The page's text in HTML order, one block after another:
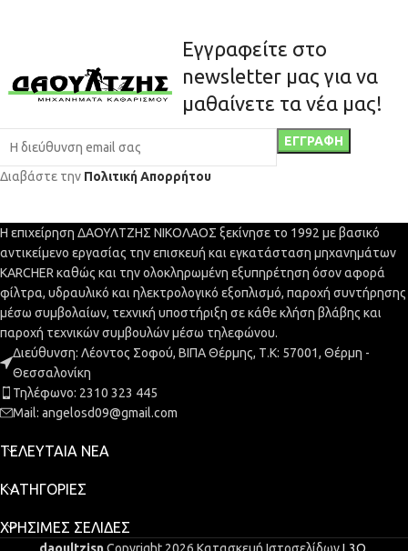
Εγγραφείτε στο
newsletter μας για να
μαθαίνετε τα νέα μας!
Διαβάστε την Πολιτική Απορρήτου
Η επιχείρηση ΔΑΟΥΛΤΖΗΣ ΝΙΚΟΛΑΟΣ ξεκίνησε το 1992 με βασικό
αντικείμενο εργασίας την επισκευή και εγκατάσταση μηχανημάτων
KARCHER καθώς και την ολοκληρωμένη εξυπηρέτηση όσον αφορά
φίλτρα, υδραυλικό και ηλεκτρολογικό εξοπλισμό, παροχή συντήρησης
μέσω συμβολαίων, τεχνική υποστήριξη σε κάθε κλήση βλάβης και
παροχή τεχνικών συμβουλών μέσω τηλεφώνου.
Διεύθυνση: Λέοντος Σοφού, ΒΙΠΑ Θέρμης, Τ.Κ: 57001, Θέρμη -
Θεσσαλονίκη
Τηλέφωνο: 2310 323 445
Mail: angelosd09@gmail.com
ΤΕΛΕΥΤΑΊΑ ΝΈΑ
ΚΑΤΗΓΟΡΊΕΣ
ΧΡΉΣΙΜΕΣ ΣΕΛΊΔΕΣ
daoultzisnCopyright 2026 Κατασκευή ΙστοσελίδωνL3O